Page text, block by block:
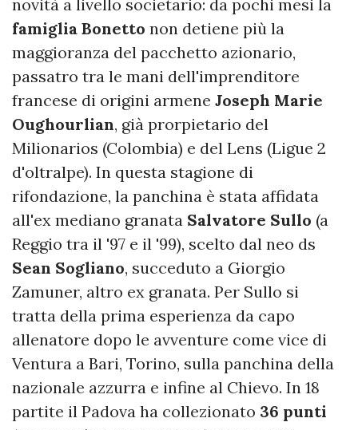
novità a livello societario: da pochi mesi la
famiglia Bonetto non detiene più la
maggioranza del pacchetto azionario,
passatro tra le mani dell'imprenditore
francese di origini armene Joseph Marie
Oughourlian, già prorpietario del
Milionarios (Colombia) e del Lens (Ligue 2
d'oltralpe). In questa stagione di
rifondazione, la panchina è stata affidata
all'ex mediano granata Salvatore Sullo (a
Reggio tra il '97 e il '99), scelto dal neo ds
Sean Sogliano, succeduto a Giorgio
Zamuner, altro ex granata. Per Sullo si
tratta della prima esperienza da capo
allenatore dopo le avventure come vice di
Ventura a Bari, Torino, sulla panchina della
nazionale azzurra e infine al Chievo. In 18
partite il Padova ha collezionato 36 punti